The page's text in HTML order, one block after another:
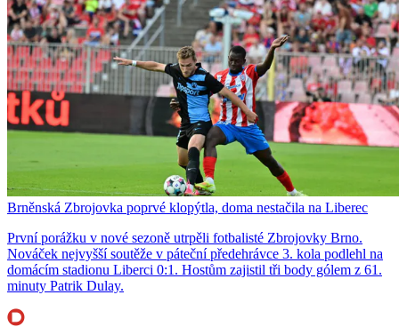
Brněnská Zbrojovka poprvé klopýtla, doma nestačila na Liberec
První porážku v nové sezoně utrpěli fotbalisté Zbrojovky Brno.
Nováček nejvyšší soutěže v páteční předehrávce 3. kola podlehl na
domácím stadionu Liberci 0:1. Hostům zajistil tři body gólem z 61.
minuty Patrik Dulay.